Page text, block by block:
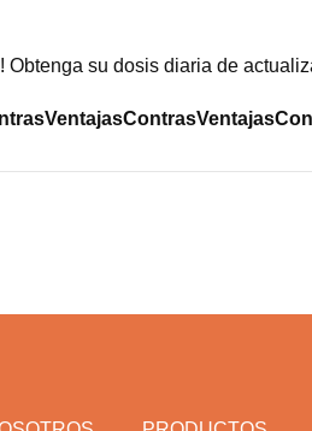
Obtenga su dosis diaria de
VentajasContrasVentajas